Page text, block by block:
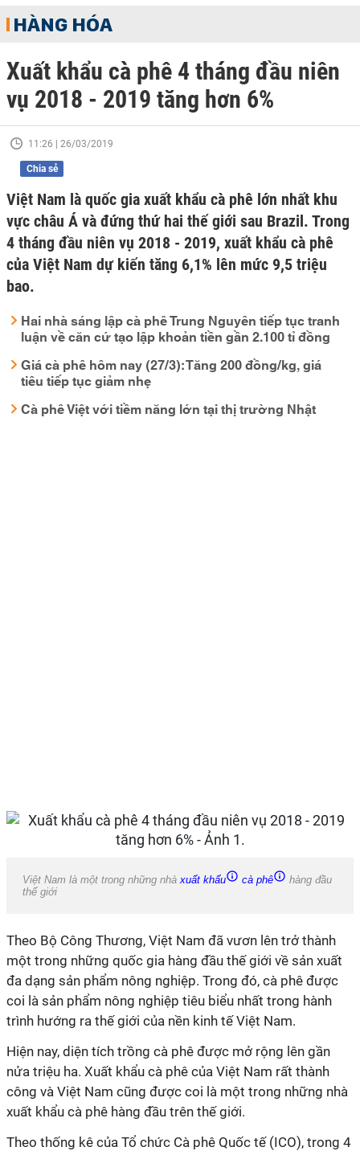
HÀNG HÓA
Xuất khẩu cà phê 4 tháng đầu niên
vụ 2018 - 2019 tăng hơn 6%
11:26 | 26/03/2019
Chia sẻ
Việt Nam là quốc gia xuất khẩu cà phê lớn nhất khu
vực châu Á và đứng thứ hai thế giới sau Brazil. Trong
4 tháng đầu niên vụ 2018 - 2019, xuất khẩu cà phê
của Việt Nam dự kiến tăng 6,1% lên mức 9,5 triệu
bao.
Hai nhà sáng lập cà phê Trung Nguyên tiếp tục tranh
luận về căn cứ tạo lập khoản tiền gần 2.100 tỉ đồng
Giá cà phê hôm nay (27/3): Tăng 200 đồng/kg, giá
tiêu tiếp tục giảm nhẹ
Cà phê Việt với tiềm năng lớn tại thị trường Nhật
Việt Nam là một trong những nhà xuất khẩu cà phê
hàng đầu
thế giới
Theo Bộ Công Thương, Việt Nam đã vươn lên trở thành
một trong những quốc gia hàng đầu thế giới về sản xuất
đa dạng sản phẩm nông nghiệp. Trong đó, cà phê được
coi là sản phẩm nông nghiệp tiêu biểu nhất trong hành
trình hướng ra thế giới của nền kinh tế Việt Nam.
Hiện nay, diện tích trồng cà phê được mở rộng lên gần
nửa triệu ha. Xuất khẩu cà phê của Việt Nam rất thành
công và Việt Nam cũng được coi là một trong những nhà
xuất khẩu cà phê hàng đầu trên thế giới.
Theo thống kê của Tổ chức Cà phê Quốc tế (ICO), trong 4